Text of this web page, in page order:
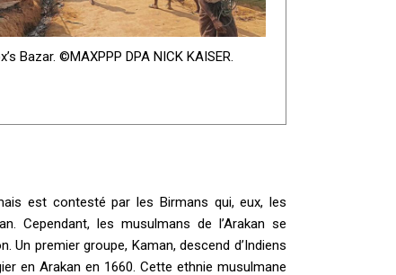
Bazar. ©MAXPPP DPA NICK KAISER.
est contesté par les Birmans qui, eux, les
Cependant, les musulmans de l’Arakan se
premier groupe, Kaman, descend d’Indiens
en Arakan en 1660. Cette ethnie musulmane